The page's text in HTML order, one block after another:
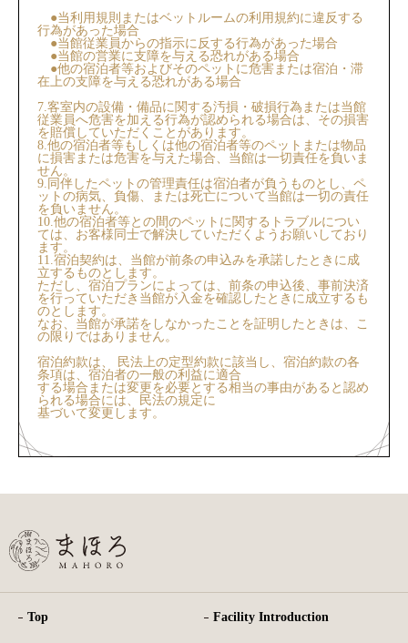
●当利用規則またはベットルームの利用規約に違反する
行為があった場合
●当館従業員からの指示に反する行為があった場合
●当館の営業に支障を与える恐れがある場合
●他の宿泊者等およびそのペットに危害または宿泊・滞
在上の支障を与える恐れがある場合
7.客室内の設備・備品に関する汚損・破損行為または当館
従業員へ危害を加える行為が認められる場合は、その損害
を賠償していただくことがあります。
8.他の宿泊者等もしくは他の宿泊者等のペットまたは物品
に損害または危害を与えた場合、当館は一切責任を負いま
せん。
9.同伴したペットの管理責任は宿泊者が負うものとし、ペ
ットの病気、負傷、または死亡について当館は一切の責任
を負いません。
10.他の宿泊者等との間のペットに関するトラブルについ
ては、お客様同士で解決していただくようお願いしており
ます。
11.宿泊契約は、当館が前条の申込みを承諾したときに成
立するものとします。
ただし、宿泊プランによっては、前条の申込後、事前決済
を行っていただき当館が入金を確認したときに成立するも
のとします。
なお、当館が承諾をしなかったことを証明したときは、こ
の限りではありません。
宿泊約款は、 ⺠法上の定型約款に該当し、宿泊約款の各
条項は、宿泊者の⼀般の利益に適合
する場合または変更を必要とする相当の事由があると認め
られる場合には、⺠法の規定に
基づいて変更します。
Top Facility Introduction